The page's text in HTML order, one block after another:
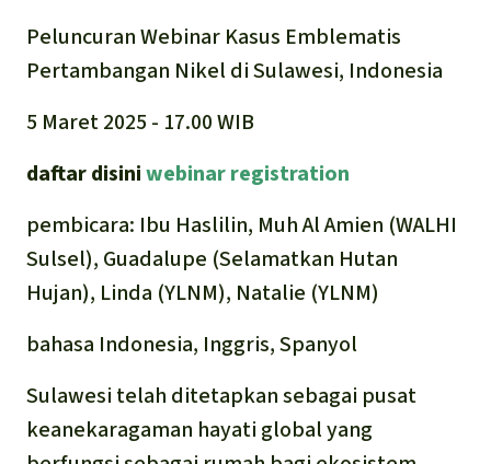
Peluncuran Webinar Kasus Emblematis
Pertambangan Nikel di Sulawesi, Indonesia
5 Maret 2025 - 17.00 WIB
daftar disiniwebinar registration
pembicara: Ibu Haslilin, Muh Al Amien (WALHI
Sulsel), Guadalupe (Selamatkan Hutan
Hujan), Linda (YLNM), Natalie (YLNM)
bahasa Indonesia, Inggris, Spanyol
Sulawesi telah ditetapkan sebagai pusat
keanekaragaman hayati global yang